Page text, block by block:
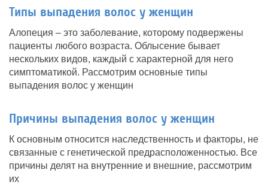
Типы выпадения волос у женщин
Алопеция – это заболевание, которому подвержены
пациенты любого возраста. Облысение бывает
нескольких видов, каждый с характерной для него
симптоматикой. Рассмотрим основные типы
выпадения волос у женщин
Причины выпадения волос у женщин
К основным относится наследственность и факторы, не
связанные с генетической предрасположенностью. Все
причины делят на внутренние и внешние, рассмотрим
их